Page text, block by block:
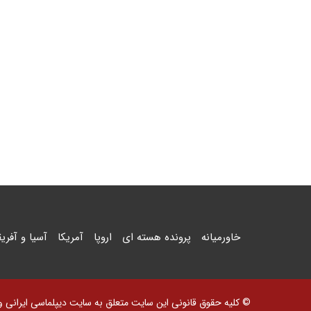
خاورمیانه پرونده هسته ای اروپا آمریکا آسیا و
© کلیه حقوق قانونی این سایت متعلق به سایت دیپلماسی ایرانی و